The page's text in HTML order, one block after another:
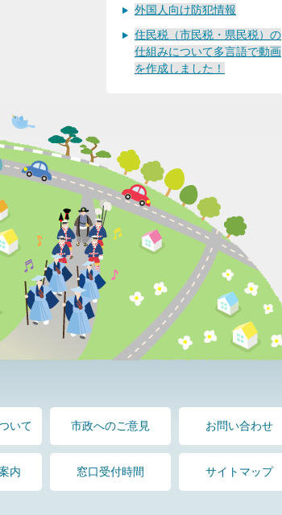
外国人向け防犯情報
住民税（市民税・県民税）の
仕組みについて多言語で動画
を作成しました！
いて 市政へのご意見 お問い合わせ
内 窓口受付時間 サイトマップ